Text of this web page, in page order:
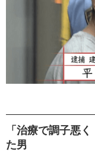
「治療で調子悪
た男